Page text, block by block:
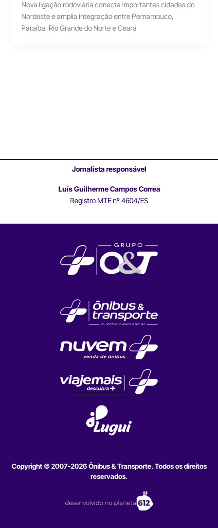
Nova ligação rodoviária conecta importantes cidades do
Nordeste e amplia integração entre Pernambuco,
Paraíba, Rio Grande do Norte e Ceará
Jornalista responsável
Luís Guilherme Campos Correa
Registro MTE nº 4604/ES
Copyright © 2007-2026 Ônibus & Transporte. Todos os direitos
reservados.